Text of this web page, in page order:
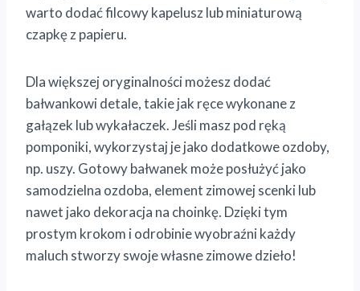
warto dodać filcowy kapelusz lub miniaturową
czapkę z papieru.
Dla większej oryginalności możesz dodać
bałwankowi detale, takie jak ręce wykonane z
gałązek lub wykałaczek. Jeśli masz pod ręką
pomponiki, wykorzystaj je jako dodatkowe ozdoby,
np. uszy. Gotowy bałwanek może posłużyć jako
samodzielna ozdoba, element zimowej scenki lub
nawet jako dekoracja na choinkę. Dzięki tym
prostym krokom i odrobinie wyobraźni każdy
maluch stworzy swoje własne zimowe dzieło!